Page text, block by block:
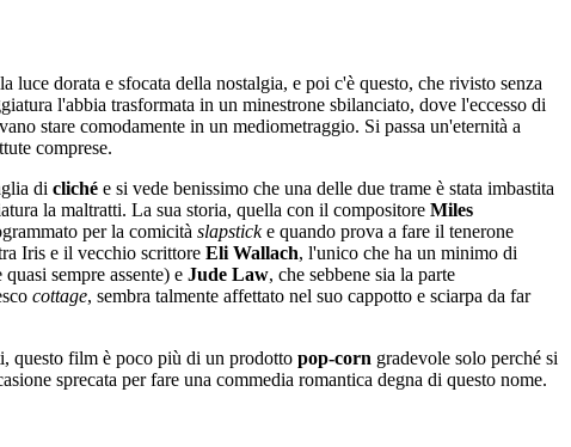
dorata e sfocata della nostalgia, e poi c'è questo, che rivisto senza
l'abbia trasformata in un minestrone sbilanciato, dove l'eccesso di
stare comodamente in un mediometraggio. Si passa un'eternità a
comprese.
di cliché e si vede benissimo che una delle due trame è stata imbastita
la maltratti. La sua storia, quella con il compositore Miles
per la comicità slapsticke quando prova a fare il tenerone
Iris e il vecchio scrittore Eli Wallach, l'unico che ha un minimo di
sempre assente) e Jude Law, che sebbene sia la parte
cottage, sembra talmente affettato nel suo cappotto e sciarpa da far
questo film è poco più di un prodotto pop-corn gradevole solo perché si
sprecata per fare una commedia romantica degna di questo nome.